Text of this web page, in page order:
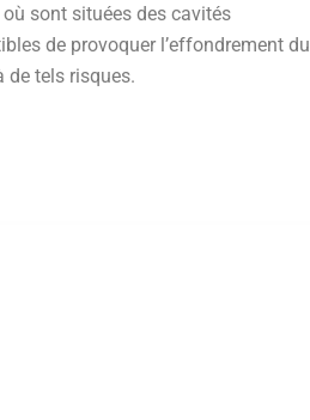
sont situées des cavités
de provoquer l’effondrement du
de tels risques.